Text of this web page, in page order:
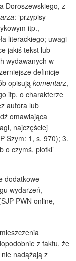
Doroszewskiego, z
: ‘przypisy
itp.,
literackiego; uwagi
jakiś tekst lub
wydawanych w
definicje
opisują komentarz,
itp. o charakterze
autora lub
omawiająca
najczęściej
Szym: 1, s. 970); 3.
o czymś, plotki’
dodatkowe
wydarzeń,
PWN online,
z faktu, że
nadążają z